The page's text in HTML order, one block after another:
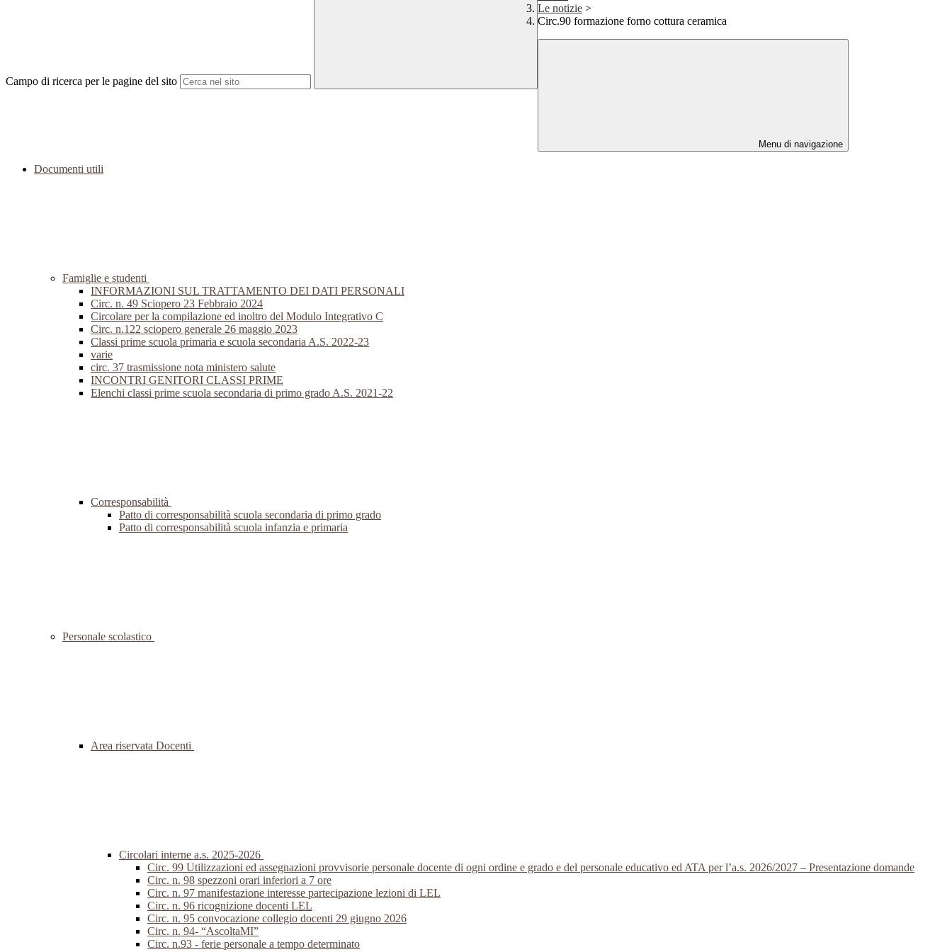
Campo di ricerca per le pagine del sito
Le notizie >
Circ.90 formazione forno cottura ceramica
Menu di navigazione
Documenti utili
Famiglie e studenti
INFORMAZIONI SUL TRATTAMENTO DEI DATI PERSONALI
Circ. n. 49 Sciopero 23 Febbraio 2024
Circolare per la compilazione ed inoltro del Modulo Integrativo C
Circ. n.122 sciopero generale 26 maggio 2023
Classi prime scuola primaria e scuola secondaria A.S. 2022-23
varie
circ. 37 trasmissione nota ministero salute
INCONTRI GENITORI CLASSI PRIME
Elenchi classi prime scuola secondaria di primo grado A.S. 2021-22
Corresponsabilità
Patto di corresponsabilità scuola secondaria di primo grado
Patto di corresponsabilità scuola infanzia e primaria
Personale scolastico
Area riservata Docenti
Circolari interne a.s. 2025-2026
Circ. 99 Utilizzazioni ed assegnazioni provvisorie personale docente di ogni ordine e grado e del personale educativo ed ATA per l’a.s. 2026/2027 – Presentazione domande
Circ. n. 98 spezzoni orari inferiori a 7 ore
Circ. n. 97 manifestazione interesse partecipazione lezioni di LEL
Circ. n. 96 ricognizione docenti LEL
Circ. n. 95 convocazione collegio docenti 29 giugno 2026
Circ. n. 94- “AscoltaMI”
Circ. n.93 - ferie personale a tempo determinato